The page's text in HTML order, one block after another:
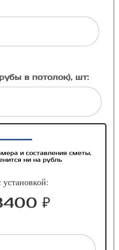
в потолок), шт:
и составления сметы,
ни на рубль
установкой:
₽